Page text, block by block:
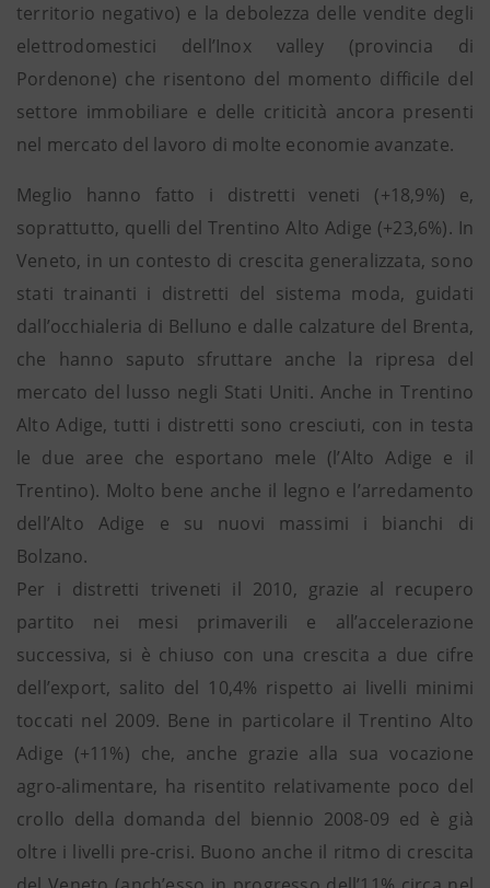
territorio negativo) e la debolezza delle vendite degli
elettrodomestici dell’Inox valley (provincia di
Pordenone) che risentono del momento difficile del
settore immobiliare e delle criticità ancora presenti
nel mercato del lavoro di molte economie avanzate.
Meglio hanno fatto i distretti veneti (+18,9%) e,
soprattutto, quelli del Trentino Alto Adige (+23,6%). In
Veneto, in un contesto di crescita generalizzata, sono
stati trainanti i distretti del sistema moda, guidati
dall’occhialeria di Belluno e dalle calzature del Brenta,
che hanno saputo sfruttare anche la ripresa del
mercato del lusso negli Stati Uniti. Anche in Trentino
Alto Adige, tutti i distretti sono cresciuti, con in testa
le due aree che esportano mele (l’Alto Adige e il
Trentino). Molto bene anche il legno e l’arredamento
dell’Alto Adige e su nuovi massimi i bianchi di
Bolzano.
Per i distretti triveneti il 2010, grazie al recupero
partito nei mesi primaverili e all’accelerazione
successiva, si è chiuso con una crescita a due cifre
dell’export, salito del 10,4% rispetto ai livelli minimi
toccati nel 2009. Bene in particolare il Trentino Alto
Adige (+11%) che, anche grazie alla sua vocazione
agro-alimentare, ha risentito relativamente poco del
crollo della domanda del biennio 2008-09 ed è già
oltre i livelli pre-crisi. Buono anche il ritmo di crescita